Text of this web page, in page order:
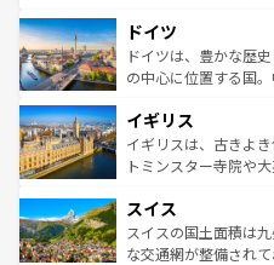
せる。地方によって
ンテンツ一覧を参照
で、幅広い魅力が詰
聖堂、美しいビーチ
から魅了する。また
いる。シャンパンの
香り高いラベンダー
らに、パリ以外の地
れる地方に足を運ぶ
きるだろう
を参照してほしい。
ドイツ
ドイツは、豊かな歴
の中心に位置する国
顔を持つこの国は、
ルリンの文化的活気
してライン川沿いの
は、お酒好きな人にはぜひ
ドイツ情報はコンテ
イギリス
イギリスは、古きよ
トミンスター寺院や
リアごとに異なる魅
ティー、ビール好き
戦など、本場だから
スイス
スイスの国土面積は
な交通網が整備され